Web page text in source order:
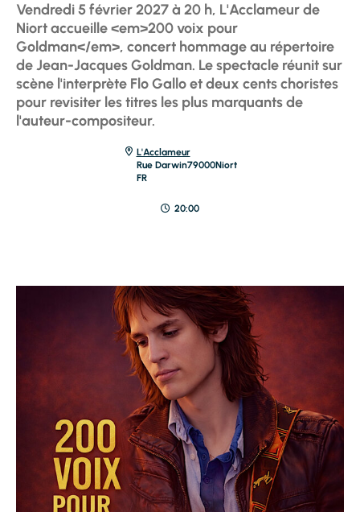
Vendredi 5 février 2027 à 20 h, L'Acclameur de
Niort accueille <em>200 voix pour
Goldman</em>, concert hommage au répertoire
de Jean-Jacques Goldman. Le spectacle réunit sur
scène l'interprète Flo Gallo et deux cents choristes
pour revisiter les titres les plus marquants de
l'auteur-compositeur.
L'Acclameur
Rue Darwin79000Niort
FR
20:00